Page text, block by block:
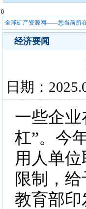
0
全球矿产资源网——您当前所在
经济要闻
日期：
一些企
杠”。今
用人单
限制，
教育部印